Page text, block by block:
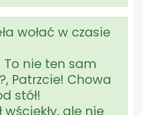
wołać w czasie
To nie ten sam
Patrzcie! Chowa
stół!
wściekły, ale nie